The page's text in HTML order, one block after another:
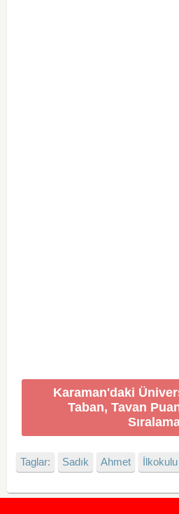
Karaman'daki
Taban, Tavan
Taglar: Sadık Ahmet İlkokulu